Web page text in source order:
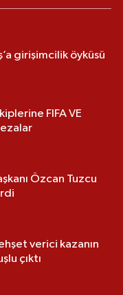
girişimcilik öyküsü
FIFA VE
Özcan Tuzcu
verici kazanın
çıktı